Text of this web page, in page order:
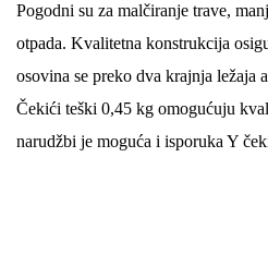
Pogodni su za malčiranje trave,
otpada. Kvalitetna konstrukcija
osovina se preko dva krajnja ležaja
Čekići teški 0,45 kg omogućuju
narudžbi je moguća i isporuka Y